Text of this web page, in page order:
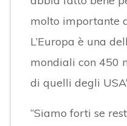
molto importante
L’Europa è una
mondiali con 450
di quelli degli
“Siamo forti se